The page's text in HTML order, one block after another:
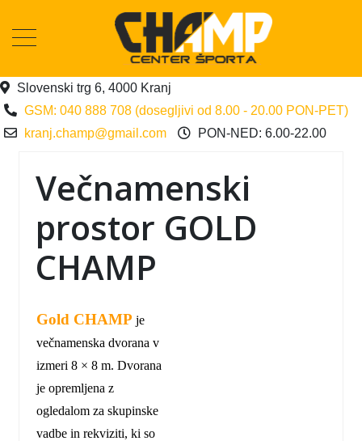
Slovenski trg 6, 4000 Kranj
GSM: 040 888 708 (dosegljivi od 8.00 - 20.00 PON-PET)
kranj.champ@gmail.com
PON-NED: 6.00-22.00
Večnamenski
prostor GOLD
CHAMP
Gold CHAMP je
večnamenska dvorana v
izmeri 8 × 8 m. Dvorana
je opremljena z
ogledalom za skupinske
vadbe in rekviziti, ki so